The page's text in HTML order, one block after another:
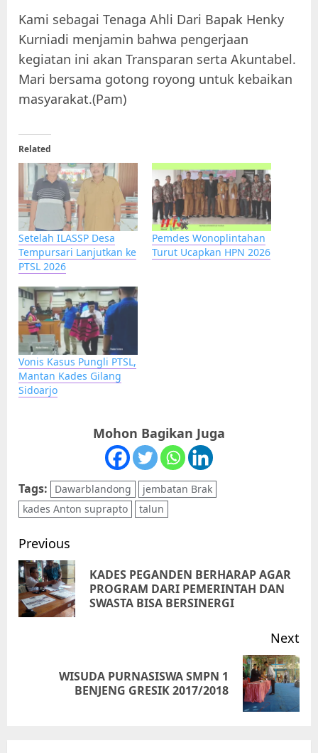
Kami sebagai Tenaga Ahli Dari Bapak Henky
Kurniadi menjamin bahwa pengerjaan
kegiatan ini akan Transparan serta Akuntabel.
Mari bersama gotong royong untuk kebaikan
masyarakat.(Pam)
Related
Setelah ILASSP Desa
Tempursari Lanjutkan ke
PTSL 2026
Pemdes Wonoplintahan
Turut Ucapkan HPN 2026
Vonis Kasus Pungli PTSL,
Mantan Kades Gilang
Sidoarjo
Mohon Bagikan Juga
Tags: Dawarblandong
jembatan Brak
kades Anton suprapto
talun
Post
navigation
Previous
KADES PEGANDEN BERHARAP AGAR
PROGRAM DARI PEMERINTAH DAN
SWASTA BISA BERSINERGI
Next
WISUDA PURNASISWA SMPN 1
BENJENG GRESIK 2017/2018